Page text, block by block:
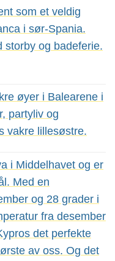
som et veldig
i sør-Spania.
storby og badeferie.
øyer i Balearene i
partyliv og
vakre lillesøstre.
i Middelhavet og er
Med en
og 28 grader i
fra desember
det perfekte
av oss. Og det